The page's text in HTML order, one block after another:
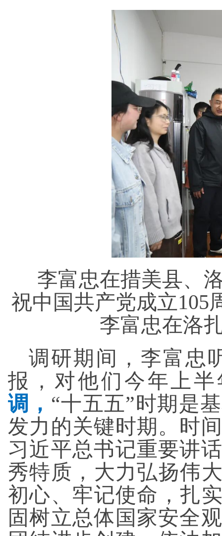
李富忠在措美县、
祝中国共产党成立105
李富忠在洛
调研期间，李富忠
报，对他们今年上
调， “十五五”时期是
发力的关键时期。时
习近平总书记重要讲
秀特质，大力弘扬伟
初心、牢记使命，扎
固树立总体国家安全